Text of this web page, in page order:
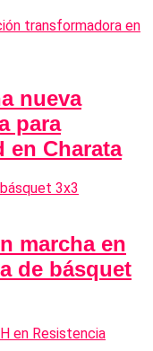
nueva
para
en Charata
marcha en
de básquet